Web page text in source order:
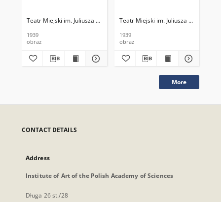
Teatr Miejski im. Juliusza Słowackiego
1939
obraz
Teatr Miejski im. Juliusza
1939
obraz
More
CONTACT DETAILS
Address
Institute of Art of the Polish Academy of Sciences
Długa 26 st./28